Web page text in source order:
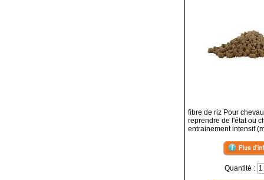
fibre de riz Pour
reprendre de l'état ou
entrainement intensif
Quantité :